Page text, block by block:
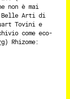
non è mai
Belle Arti di
Tovini e
come eco-
) Rhizome: